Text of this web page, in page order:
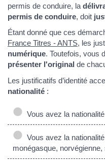
permis de conduire, la
permis de conduire, doit
Étant donné que ces
France Titres - ANTS, les
numérique. Toutefois, vous
présenter l'original de
Les justificatifs d’identité
nationalité :
Vous avez la
Vous avez la
monégasque,